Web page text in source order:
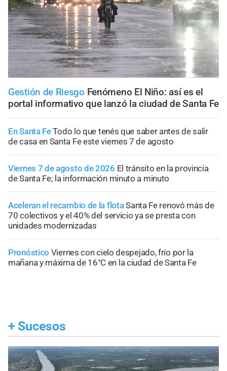
Gestión de Riesgo Fenómeno El Niño: así es el
portal informativo que lanzó la ciudad de Santa Fe
En Santa FeTodo lo que tenés que saber antes de salir
de casa en Santa Fe este viernes 7 de agosto
Viernes 7 de agosto de 2026 El tránsito en la provincia
de Santa Fe; la información minuto a minuto
Aceleran el recambio de la flotaSanta Fe renovó más de
70 colectivos y el 40% del servicio ya se presta con
unidades modernizadas
Pronóstico Viernes con cielo despejado, frío por la
mañana y máxima de 16°C en la ciudad de Santa Fe
+ Sucesos